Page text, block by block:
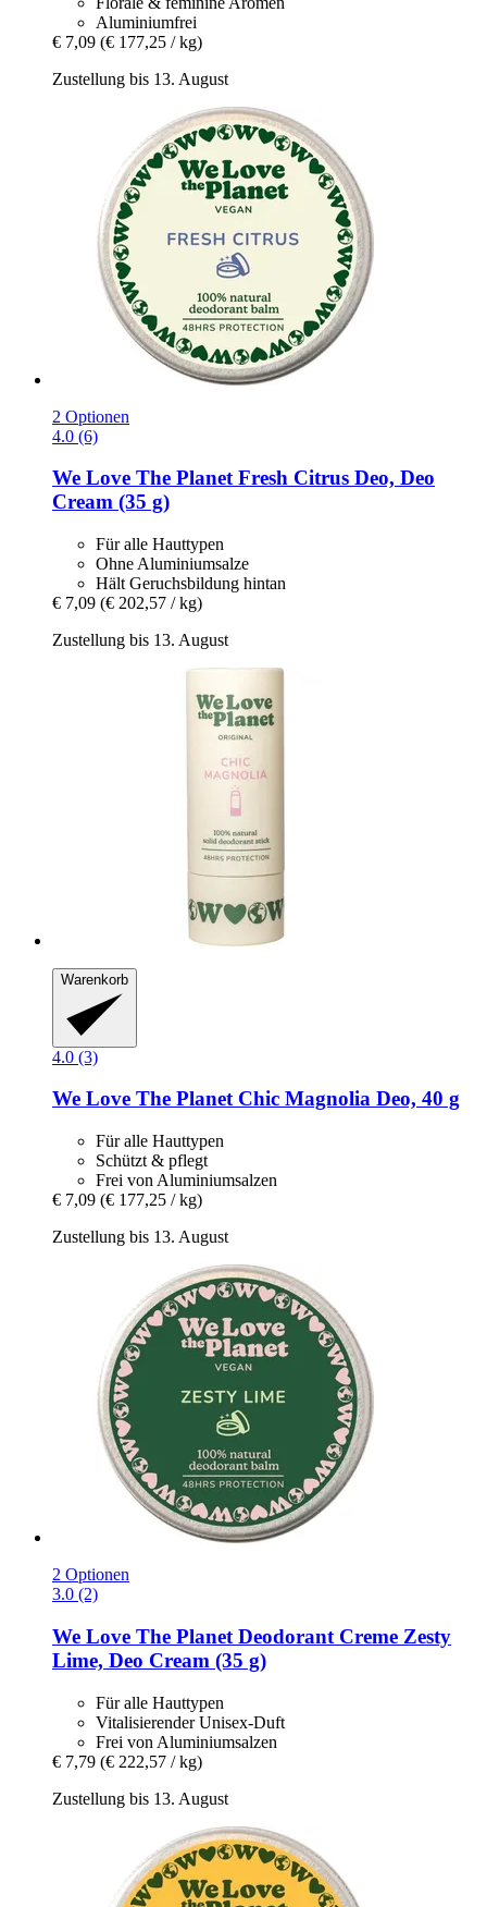
Aluminiumfrei
€ 7,09 (€ 177,25 / kg)
Zustellung bis 13. August
2 Optionen
4.0 (6)
We Love The PlanetFresh Citrus Deo, Deo
Cream (35 g)
Für alle Hauttypen
Ohne Aluminiumsalze
Hält Geruchsbildung hintan
€ 7,09 (€ 202,57 / kg)
Zustellung bis 13. August
Warenkorb
4.0 (3)
We Love The PlanetChic Magnolia Deo, 40 g
Für alle Hauttypen
Schützt & pflegt
Frei von Aluminiumsalzen
€ 7,09 (€ 177,25 / kg)
Zustellung bis 13. August
2 Optionen
3.0 (2)
We Love The Planet Deodorant Creme Zesty
Lime, Deo Cream (35 g)
Für alle Hauttypen
Vitalisierender Unisex-Duft
Frei von Aluminiumsalzen
€ 7,79 (€ 222,57 / kg)
Zustellung bis 13. August